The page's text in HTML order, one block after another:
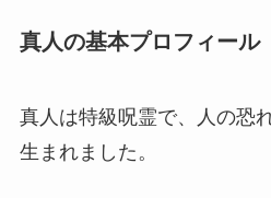
真人の基本プロフィール
真人は特級呪霊で、 人の恐
生まれました。